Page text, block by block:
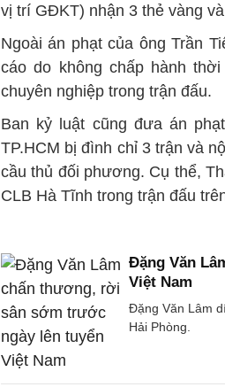
vị trí GĐKT) nhận 3 thẻ vàng
Ngoài án phạt của ông Trần
cáo do không chấp hành
chuyên nghiệp trong trận đấu.
Ban kỷ luật cũng đưa án
TP.HCM bị đình chỉ 3 trận và
cầu thủ đối phương. Cụ thể,
CLB Hà Tĩnh trong trận đấu
Đặng Văn
Việt Nam
Đặng Văn Lâm
Hải Phòng.